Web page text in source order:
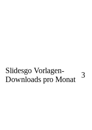
Slidesgo Vorlagen-
Downloads pro Monat
3